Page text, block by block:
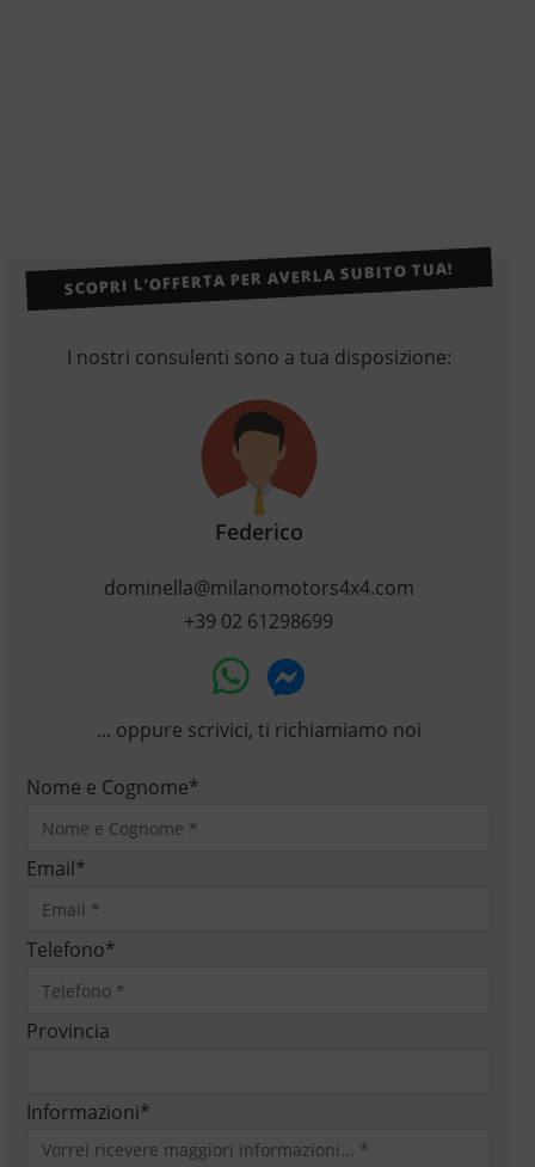
SCOPRI L’OFFERTA PER AVERLA SUBITO TUA!
I nostri consulenti sono a tua disposizione:
Federico
dominella@milanomotors4x4.com
+39 02 61298699
... oppure scrivici, ti richiamiamo noi
Nome e Cognome*
Email*
Telefono*
Provincia
Informazioni*